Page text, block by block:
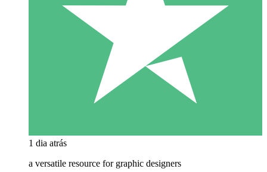
1 dia atrás
a versatile resource for graphic designers